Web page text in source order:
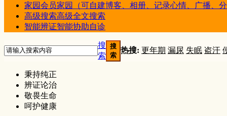
家园会员家园（可自建博客、相册、记录心情、广播、
高级搜索高级全文搜索
智能辨证智能协助自诊
搜
索
搜
索
热搜: 更年期 漏尿 失眠 盗汗
秉持纯正
辨证论治
敬畏生命
呵护健康